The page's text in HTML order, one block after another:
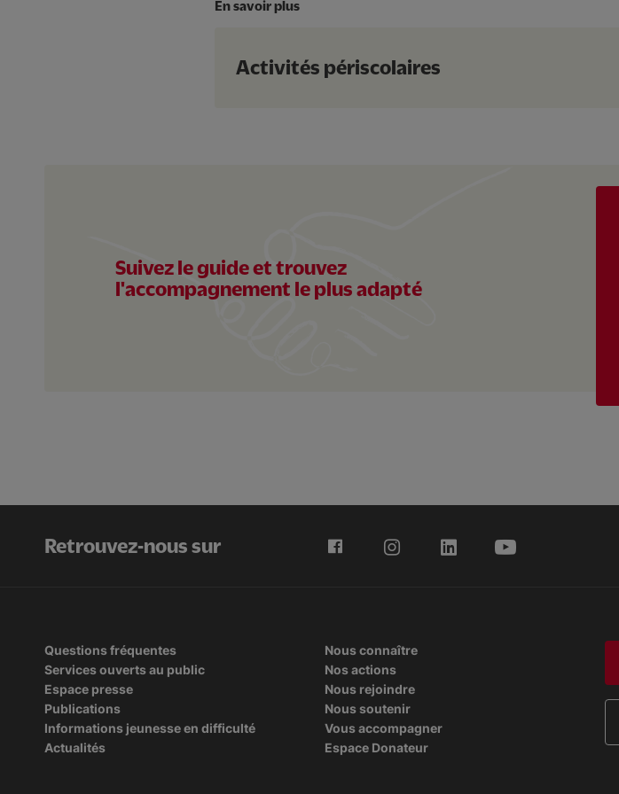
En savoir plus
Activités périscolaires
Suivez le guide et trouvez
l'accompagnement le plus adapté
Retrouvez-nous sur
Questions fréquentes
Services ouverts au public
Espace presse
Publications
Informations jeunesse en difficulté
Actualités
Nous connaître
Nos actions
Nous rejoindre
Nous soutenir
Vous accompagner
Espace Donateur